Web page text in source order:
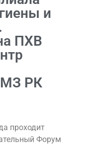
и
ПХВ
МЗ РК
проходит
Форум